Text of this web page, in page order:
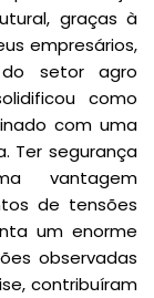
graças à
empresários,
setor agro
como
com uma
Ter segurança
vantagem
de tensões
um enorme
observadas
contribuíram